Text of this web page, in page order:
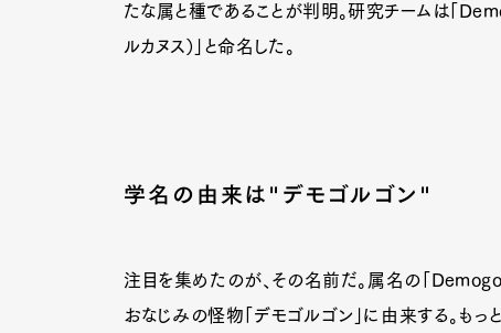
たな属と種であることが判明。研究チームは「
ルカヌス）」と命名した。
学名の由来は"デモゴルゴン"
注目を集めたのが、その名前だ。属名の「
おなじみの怪物「デモゴルゴン」に由来する。も